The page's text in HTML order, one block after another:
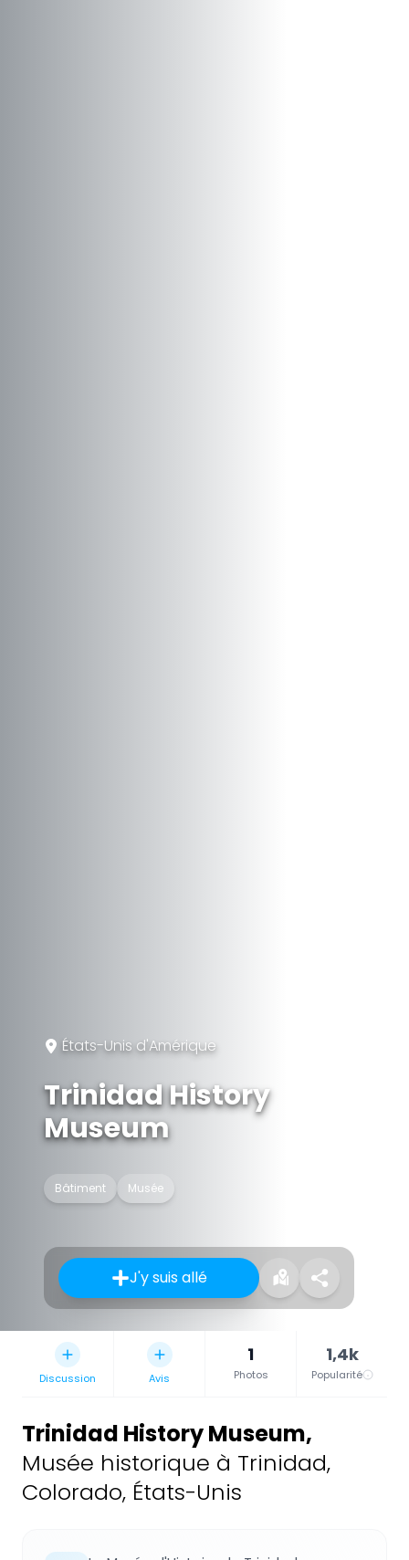
États-Unis d'Amérique
Trinidad History
Museum
Bâtiment Musée
J'y suis allé
Discussion Avis
1
Photos
1,4k
Popularité
Trinidad History Museum,
Musée historique à Trinidad,
Colorado, États-Unis